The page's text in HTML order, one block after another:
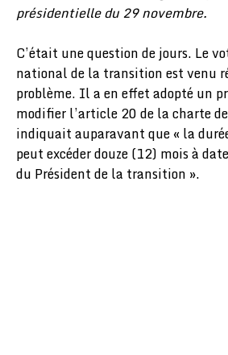
présidentielle du 29 novembre.
C’était une question de jours. Le
national de la transition est venu
problème. Il a en effet adopté un
modifier l’article 20 de la charte
indiquait auparavant que « la
peut excéder douze (12) mois à
du Président de la transition ».